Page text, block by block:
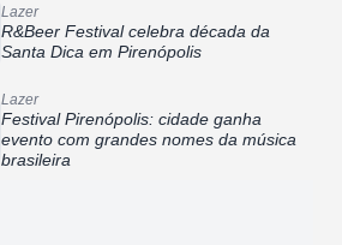
Lazer
R&Beer Festival celebra década da
Santa Dica em Pirenópolis
Lazer
Festival Pirenópolis: cidade ganha
evento com grandes nomes da música
brasileira